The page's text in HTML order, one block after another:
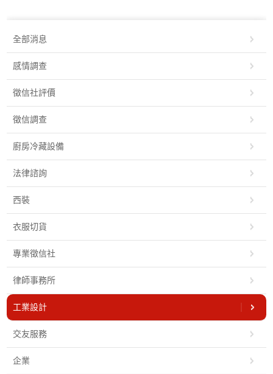
全部消息
感情調查
徵信社評價
徵信調查
廚房冷藏設備
法律諮詢
西裝
衣服切貨
專業徵信社
律師事務所
工業設計
交友服務
企業